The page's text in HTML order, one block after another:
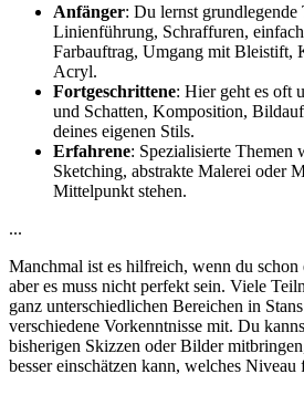
Anfänger: Du lernst
Linienführung, Schraffuren,
Farbauftrag, Umgang mit Bleistift,
Acryl.
Fortgeschrittene: Hier geht es oft
und Schatten, Komposition,
deines eigenen Stils.
Erfahrene: Spezialisierte Themen
Sketching, abstrakte Malerei oder
Mittelpunkt stehen.
...
Manchmal ist es hilfreich, wenn du schon
aber es muss nicht perfekt sein. Viele
ganz unterschiedlichen Bereichen in
verschiedene Vorkenntnisse mit. Du
bisherigen Skizzen oder Bilder
besser einschätzen kann, welches Niveau